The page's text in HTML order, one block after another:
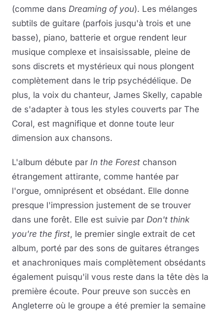
(comme dans Dreaming of you). Les mélanges
subtils de guitare (parfois jusqu'à trois et une
basse), piano, batterie et orgue rendent leur
musique complexe et insaisissable, pleine de
sons discrets et mystérieux qui nous plongent
complètement dans le trip psychédélique. De
plus, la voix du chanteur, James Skelly, capable
de s'adapter à tous les styles couverts par The
Coral, est magnifique et donne toute leur
dimension aux chansons.
L'album débute par In the Forest chanson
étrangement attirante, comme hantée par
l'orgue, omniprésent et obsédant. Elle donne
presque l'impression justement de se trouver
dans une forêt. Elle est suivie par Don't think
you're the first, le premier single extrait de cet
album, porté par des sons de guitares étranges
et anachroniques mais complètement obsédants
également puisqu'il vous reste dans la tête dès la
première écoute. Pour preuve son succès en
Angleterre où le groupe a été premier la semaine